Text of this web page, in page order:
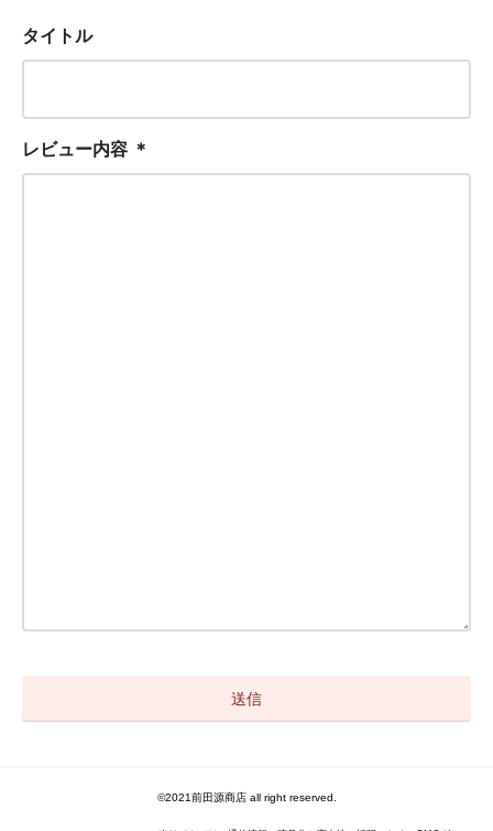
タイトル
レビュー内容 ＊
©2021前田源商店 all right reserved.